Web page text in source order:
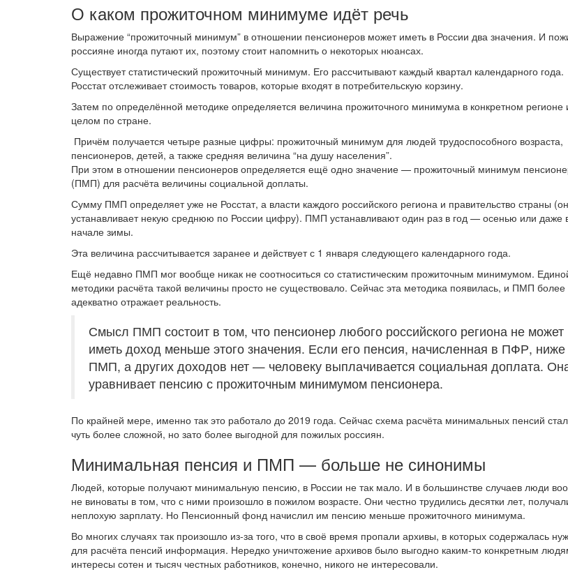
О каком прожиточном минимуме идёт речь
Выражение “прожиточный минимум” в отношении пенсионеров может иметь в России два значения. И
россияне иногда путают их, поэтому стоит напомнить о некоторых нюансах.
Существует статистический прожиточный минимум. Его рассчитывают каждый квартал календарного года.
Росстат отслеживает стоимость товаров, которые входят в потребительскую корзину.
Затем по определённой методике определяется величина прожиточного минимума в конкретном регионе
целом по стране.
Причём получается четыре разные цифры: прожиточный минимум для людей трудоспособного возраста,
пенсионеров, детей, а также средняя величина “на душу населения”.
При этом в отношении пенсионеров определяется ещё одно значение — прожиточный минимум
(ПМП) для расчёта величины социальной доплаты.
Сумму ПМП определяет уже не Росстат, а власти каждого российского региона и правительство страны
устанавливает некую среднюю по России цифру). ПМП устанавливают один раз в год — осенью или даже
начале зимы.
Эта величина рассчитывается заранее и действует с 1 января следующего календарного года.
Ещё недавно ПМП мог вообще никак не соотноситься со статистическим прожиточным минимумом.
методики расчёта такой величины просто не существовало. Сейчас эта методика появилась, и ПМП более
адекватно отражает реальность.
Смысл ПМП состоит в том, что пенсионер любого российского региона не может
иметь доход меньше этого значения. Если его пенсия, начисленная в ПФР, ниже
ПМП, а других доходов нет — человеку выплачивается социальная доплата.
уравнивает пенсию с прожиточным минимумом пенсионера.
По крайней мере, именно так это работало до 2019 года. Сейчас схема расчёта минимальных пенсий
чуть более сложной, но зато более выгодной для пожилых россиян.
Минимальная пенсия и ПМП — больше не синонимы
Людей, которые получают минимальную пенсию, в России не так мало. И в большинстве случаев люди
не виноваты в том, что с ними произошло в пожилом возрасте. Они честно трудились десятки лет,
неплохую зарплату. Но Пенсионный фонд начислил им пенсию меньше прожиточного минимума.
Во многих случаях так произошло из-за того, что в своё время пропали архивы, в которых содержалась
для расчёта пенсий информация. Нередко уничтожение архивов было выгодно каким-то конкретным
интересы сотен и тысяч честных работников, конечно, никого не интересовали.